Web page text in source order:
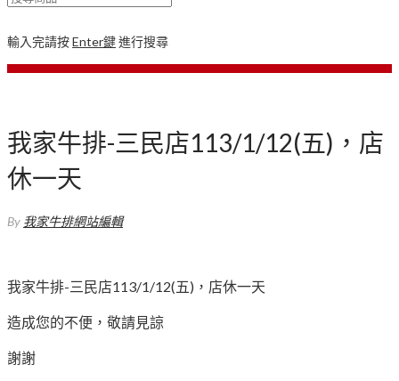
輸入完請按Enter鍵進行搜尋
我家牛排-三民店113/1/12(五)，店
休一天
By 我家牛排網站編輯
我家牛排-三民店113/1/12(五)，店休一天
造成您的不便，敬請見諒
謝謝